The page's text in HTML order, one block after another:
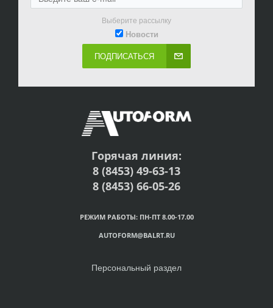
Выберите рассылку
Новости
ПОДПИСАТЬСЯ
Горячая линия:
8 (8453) 49-63-13
8 (8453) 66-05-26
РЕЖИМ РАБОТЫ: ПН-ПТ 8.00-17.00
AUTOFORM@BALRT.RU
Персональный раздел